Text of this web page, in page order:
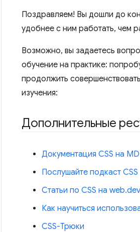
Поздравляем! Вы дошли до
удобнее с ним работать, чем
Возможно, вы задаетесь
обучение на практике:
продолжить
изучения:
Дополнительные
Документация CSS на
Послушайте подкаст CSS
Статьи по CSS на web.dev
Как научиться
CSS-Трюки